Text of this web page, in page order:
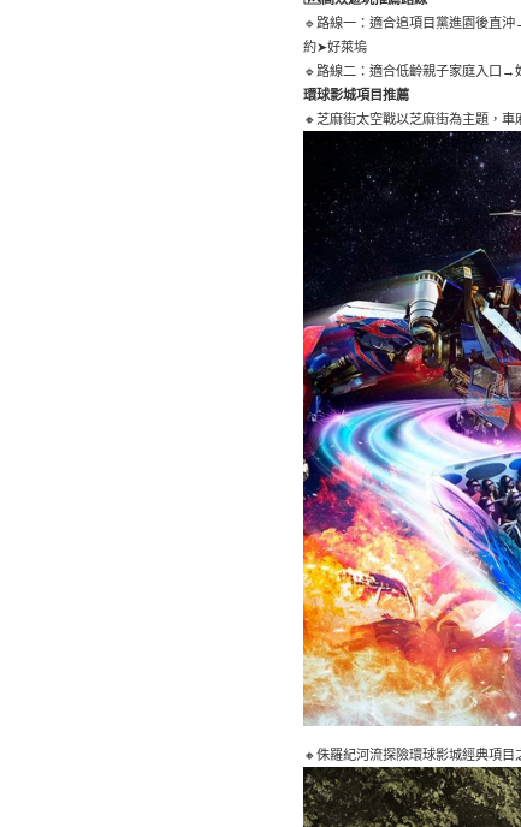
🔹路線一：適合追項目黨進園後直
約➤好萊塢
🔹路線二：適合低齡親子家庭入口
環球影城項目推薦
🔸芝麻街太空戰以芝麻街為主題，
🔸侏羅紀河流探險環球影城經典項